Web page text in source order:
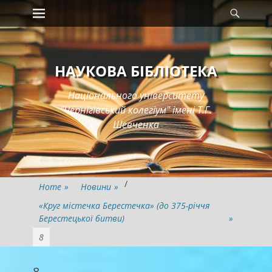
Skip
to
content
Primary Menu
НАУКОВА БІБЛІОТЕКА
Національного університету
"Чернігівський колегіум" імені Т.Г.
Шевченка
Home » Новини » /
«Круг містечка Берестечка» (до 375-річчя
Берестецької битви)
»
8